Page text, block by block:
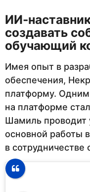
ИИ-
создавать
обучающий
Имея опыт в
обеспечения,
платформу.
на платформе
Шамиль проводит
основной работы
в сотрудничестве